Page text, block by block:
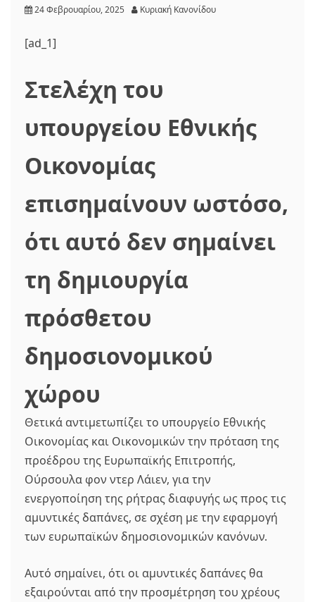
24 Φεβρουαρίου, 2025 Κυριακή Κανονίδου
[ad_1]
Στελέχη του
υπουργείου Εθνικής
Οικονομίας
επισημαίνουν ωστόσο,
ότι αυτό δεν σημαίνει
τη δημιουργία
πρόσθετου
δημοσιονομικού
χώρου
Θετικά αντιμετωπίζει το υπουργείο Εθνικής
Οικονομίας και Οικονομικών την πρόταση της
προέδρου της Ευρωπαϊκής Επιτροπής,
Ούρσουλα φον ντερ Λάιεν, για την
ενεργοποίηση της ρήτρας διαφυγής ως προς τις
αμυντικές δαπάνες, σε σχέση με την εφαρμογή
των ευρωπαϊκών δημοσιονομικών κανόνων.
Αυτό σημαίνει, ότι οι αμυντικές δαπάνες θα
εξαιρούνται από την προσμέτρηση του χρέους